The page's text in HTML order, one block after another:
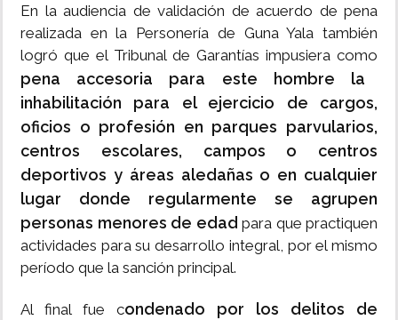
En la audiencia de validación de acuerdo de pena
realizada en la Personería de Guna Yala también
logró que el Tribunal de Garantías impusiera como
pena accesoria para este hombre la
inhabilitación para el ejercicio de cargos,
oficios o profesión en parques parvularios,
centros escolares, campos o centros
deportivos y áreas aledañas o en cualquier
lugar donde regularmente se agrupen
personas menores de edad para que practiquen
actividades para su desarrollo integral, por el mismo
período que la sanción principal.
Al final fue condenado por los delitos de